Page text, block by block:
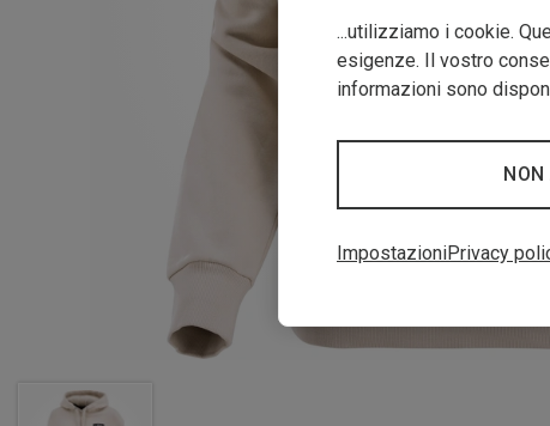
...utilizziamo i cookie.
esigenze. Il vostro
informazioni sono
NON
ImpostazioniPrivacy